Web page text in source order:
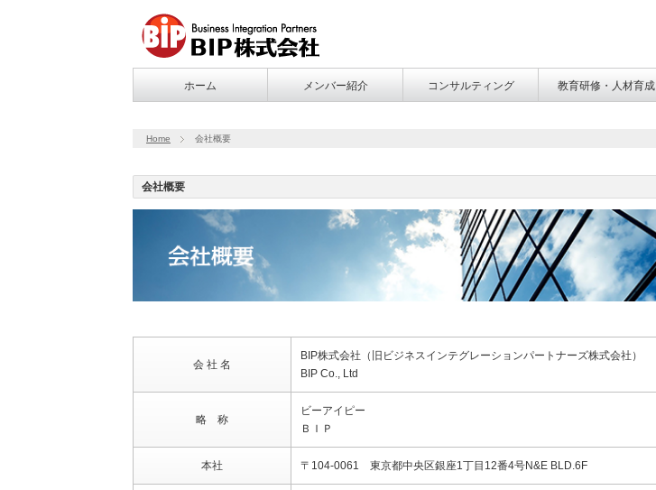
ホーム メンバー紹介 コンサルティング 教育研修・人材育成
Home 会社概要
会社概要
会 社 名
BIP株式会社（旧ビジネスインテグレーションパートナーズ株式会社）
BIP Co., Ltd
略 称
ビーアイピー
ＢＩＰ
本社 〒104-0061 東京都中央区銀座1丁目12番4号N&E BLD.6F